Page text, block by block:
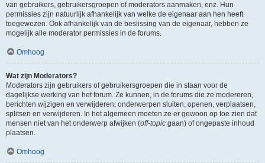
van gebruikers, gebruikersgroepen of moderators aanmaken, enz. Hun
permissies zijn natuurlijk afhankelijk van welke de eigenaar aan hen heeft
toegewezen. Ook afhankelijk van de beslissing van de eigenaar, hebben ze
mogelijk alle moderator permissies in de forums.
Omhoog
Wat zijn Moderators?
Moderators zijn gebruikers of gebruikersgroepen die in staan voor de
dagelijkse werking van het forum. Ze kunnen, in de forums die ze modereren,
berichten wijzigen en verwijderen; onderwerpen sluiten, openen, verplaatsen,
splitsen en verwijderen. In het algemeen moeten ze er gewoon op toe zien dat
mensen niet van het onderwerp afwijken (off-topic gaan) of ongepaste inhoud
plaatsen.
Omhoog